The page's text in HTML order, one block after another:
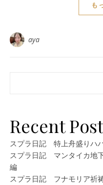
も
aya
Recent
スプラ日記 特上舟盛りハ
スプラ日記 マンタイカ
編
スプラ日記 フナモリア祈